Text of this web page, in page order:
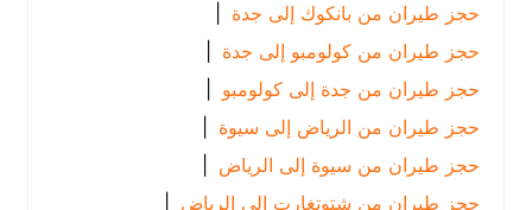
حجز طيران من بانكوك إلى جدة
حجز طيران من كولومبو إلى جدة
حجز طيران من جدة إلى كولومبو |
حجز طيران من الرياض إلى سيوة |
حجز طيران من سيوة إلى الرياض
|
حجز طيران من شتوتغارت إلى الرياض
|